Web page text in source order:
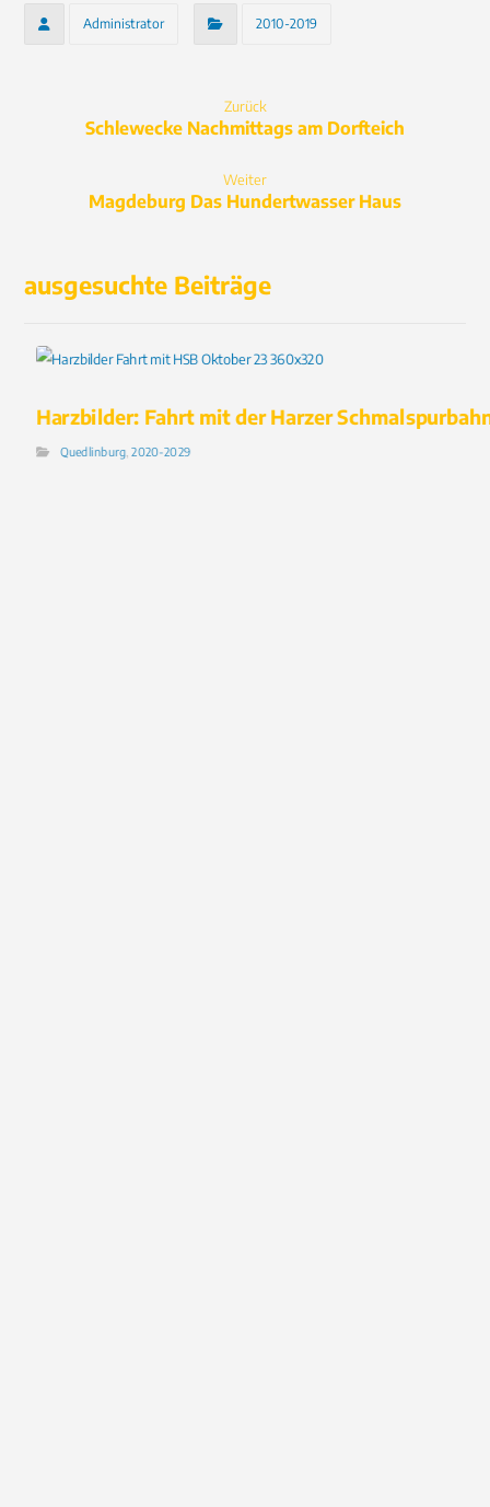
Administrator 2010-2019
Zurück
Schlewecke Nachmittags am Dorfteich
Weiter
Magdeburg Das Hundertwasser Haus
ausgesuchte Beiträge
Harzbilder: Fahrt mit der Harzer
Quedlinburg ,2020-2029